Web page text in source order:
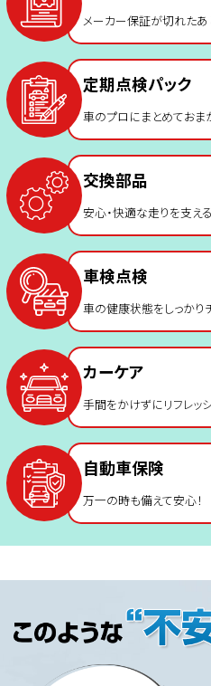
メーカー保証が切れたあ
定期点検パック
車のプロにまとめておま
交換部品
安心・快適な走りを支え
車検点検
車の健康状態をしっかりチ
カーケア
手間をかけずにリフレッシ
自動車保険
万一の時も備えて安心！